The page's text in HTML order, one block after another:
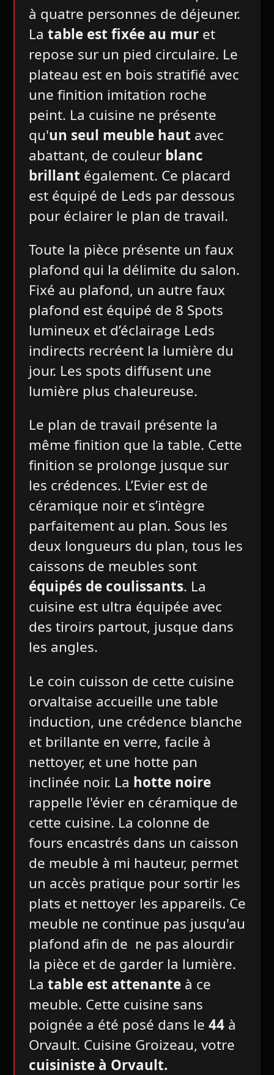
à quatre personnes de déjeuner.
La table est fixée au muret
repose sur un pied circulaire. Le
plateau est en bois stratifié avec
une finition imitation roche
peint. La cuisine ne présente
qu'un seul meuble haut avec
abattant, de couleurblanc
brillant également. Ce placard
est équipé de Leds par dessous
pour éclairer le plan de travail.
Toute la pièce présente un faux
plafond qui la délimite du salon.
Fixé au plafond, un autre faux
plafond est équipé de 8 Spots
lumineux et d’éclairage Leds
indirects recréent la lumière du
jour. Les spots diffusent une
lumière plus chaleureuse.
Le plan de travail présente la
même finition que la table. Cette
finition se prolonge jusque sur
les crédences. L’Evier est de
céramique noir et s’intègre
parfaitement au plan. Sous les
deux longueurs du plan, tous les
caissons de meubles sont
équipés de coulissants. La
cuisine est ultra équipée avec
des tiroirs partout, jusque dans
les angles.
Le coin cuisson de cette cuisine
orvaltaise accueille une table
induction, une crédence blanche
et brillante en verre, facile à
nettoyer, et une hotte pan
inclinée noir. La hotte noire
rappelle l'évier en céramique de
cette cuisine. La colonne de
fours encastrés dans un caisson
de meuble à mi hauteur, permet
un accès pratique pour sortir les
plats et nettoyer les appareils. Ce
meuble ne continue pas jusqu'au
plafond afin de ne pas alourdir
la pièce et de garder la lumière.
La table est attenanteà ce
meuble. Cette cuisine sans
poignée a été posé dans le 44à
Orvault. Cuisine Groizeau, votre
cuisiniste à Orvault.